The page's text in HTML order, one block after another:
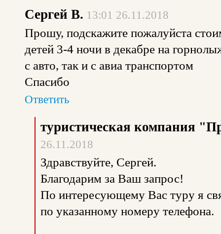
Сергей В. 13:01 26.11.2018
Прошу, подскажите пожалуйста
детей 3-4 ночи в декабре на
с авто, так и с авиа транспортом
Спасибо
Ответить
туристическая компания
26.11.2018
Здравствуйте, Сергей.
Благодарим за Ваш запрос!
По интересующему Вас туру я
по указанному номеру телефона.